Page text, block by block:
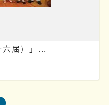
六屆）」...